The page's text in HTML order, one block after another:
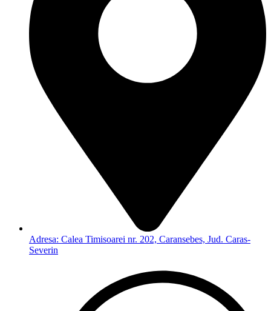
Adresa: Calea Timisoarei nr. 202, Caransebes, Jud. Caras-
Severin